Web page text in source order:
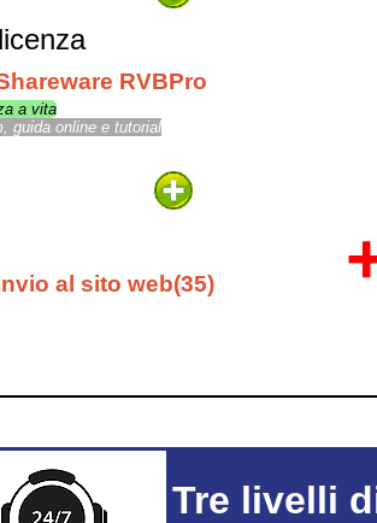
licenza
RVBPro
a vita
guida online e tutorial
al sito web(35)
Tre livelli